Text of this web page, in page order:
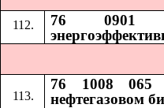
76 0901
76 1008 065
нефтегазовом